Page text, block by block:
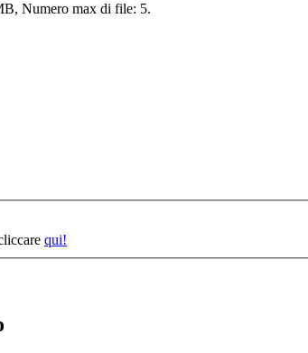
Numero max di file: 5.
qui!